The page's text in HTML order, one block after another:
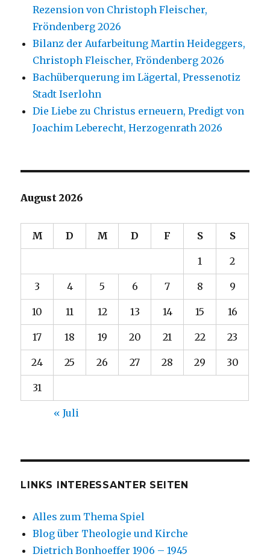
Rezension von Christoph Fleischer,
Fröndenberg 2026
Bilanz der Aufarbeitung Martin Heideggers,
Christoph Fleischer, Fröndenberg 2026
Bachüberquerung im Lägertal, Pressenotiz
Stadt Iserlohn
Die Liebe zu Christus erneuern, Predigt von
Joachim Leberecht, Herzogenrath 2026
August 2026
M D M D F S S
1 2
3 4 5 6 7 8 9
10 11 12 13 14 15 16
17 18 19 20 21 22 23
24 25 26 27 28 29 30
31
« Juli
LINKS INTERESSANTER SEITEN
Alles zum Thema Spiel
Blog über Theologie und Kirche
Dietrich Bonhoeffer 1906 – 1945